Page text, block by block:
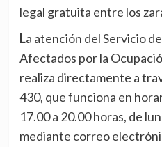
legal gratuita entre los
La atención del Servicio de Asistencia Jurídica a
Afectados por la
realiza directamente a
430, que funciona en
17.00 a 20.00 horas, de
mediante correo